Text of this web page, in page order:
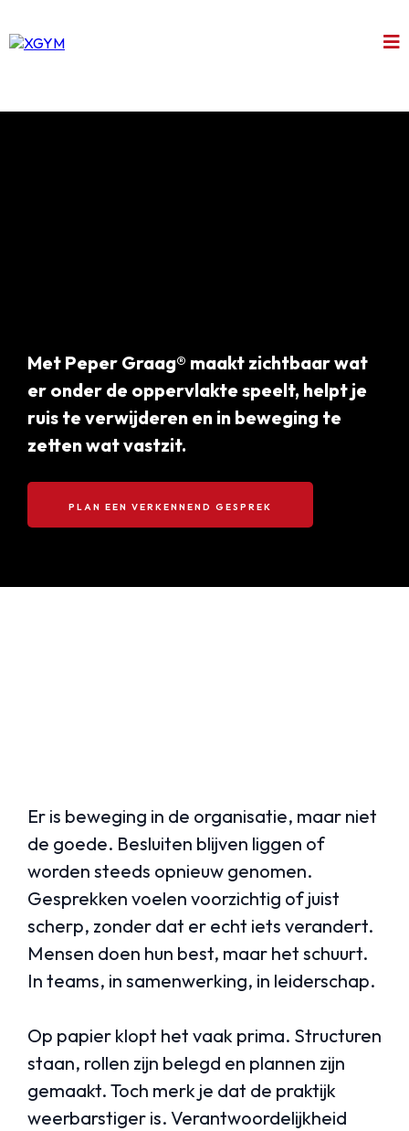
Met Peper Graag® maakt zichtbaar wat
er onder de oppervlakte speelt, helpt je
ruis te verwijderen en in beweging te
zetten wat vastzit.
PLAN EEN VERKENNEND GESPREK
Er is beweging in de organisatie, maar niet
de goede. Besluiten blijven liggen of
worden steeds opnieuw genomen.
Gesprekken voelen voorzichtig of juist
scherp, zonder dat er echt iets verandert.
Mensen doen hun best, maar het schuurt.
In teams, in samenwerking, in leiderschap.
Op papier klopt het vaak prima. Structuren
staan, rollen zijn belegd en plannen zijn
gemaakt. Toch merk je dat de praktijk
weerbarstiger is. Verantwoordelijkheid